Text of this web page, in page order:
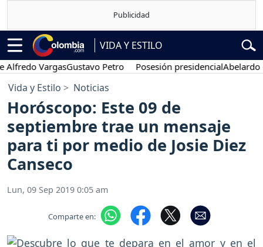
VIDA Y ESTILO
VargasGustavo Petro Posesión presidencialAbelardo de la
Vida y Estilo Noticias
Horóscopo: Este 09 de
septiembre trae un mensaje
para ti por medio de Josie Diez
Canseco
Lun, 09 Sep 2019 0:05 am
Comparte en: